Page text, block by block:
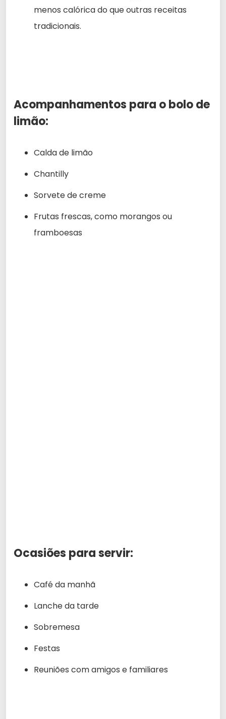
menos calórica do que outras receitas
tradicionais.
Acompanhamentos para o bolo de
limão:
Calda de limão
Chantilly
Sorvete de creme
Frutas frescas, como morangos ou
framboesas
Ocasiões para servir:
Café da manhã
Lanche da tarde
Sobremesa
Festas
Reuniões com amigos e familiares